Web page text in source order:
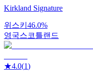
Kirkland Signature
위스키 46.0%
영국스코틀랜드
★4.0(1)